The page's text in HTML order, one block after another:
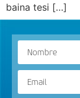
baina tesi […]